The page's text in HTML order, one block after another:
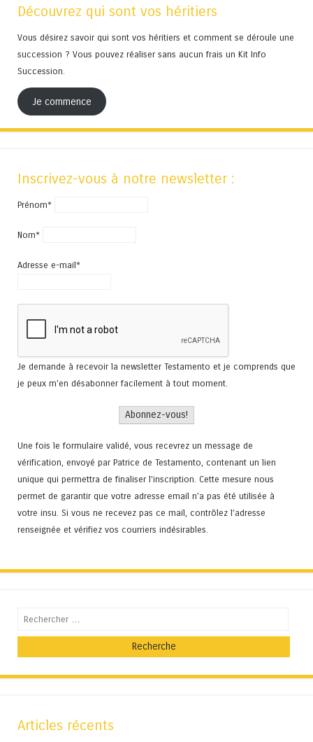
Découvrez qui sont vos héritiers
Vous désirez savoir qui sont vos héritiers et comment se déroule une
succession ? Vous pouvez réaliser sans aucun frais un Kit Info
Succession.
Je commence
Inscrivez-vous à notre newsletter :
Prénom*
Nom*
Adresse e-mail*
Je demande à recevoir la newsletter Testamento et je comprends que
je peux m'en désabonner facilement à tout moment.
Une fois le formulaire validé, vous recevrez un message de
vérification, envoyé par Patrice de Testamento, contenant un lien
unique qui permettra de finaliser l'inscription. Cette mesure nous
permet de garantir que votre adresse email n’a pas été utilisée à
votre insu. Si vous ne recevez pas ce mail, contrôlez l’adresse
renseignée et vérifiez vos courriers indésirables.
Recherche
Articles récents